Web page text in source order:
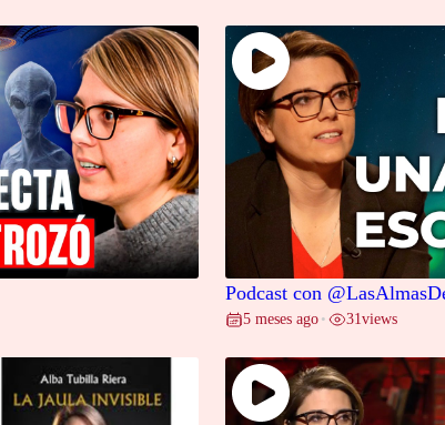
Podcast con
5 meses ago • 31views